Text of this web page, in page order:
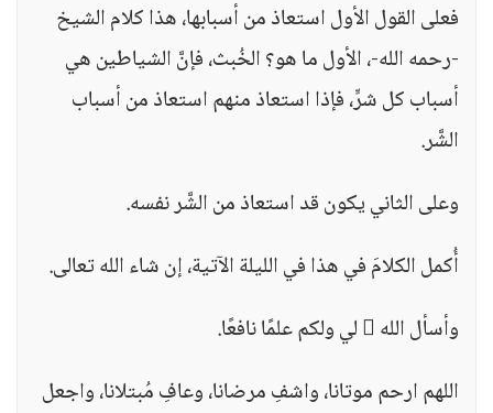
فعلى القول الأول استعاذ من أسبابها، هذا كلام الشيخ
-رحمه الله-، الأول ما هو؟ الخُبث، فإنَّ الشياطين هي
أسباب كل شرٍّ، فإذا استعاذ منهم استعاذ من أسباب
الشَّر.
وعلى الثاني يكون قد استعاذ من الشَّر نفسه.
أُكمل الكلامَ في هذا في الليلة الآتية، إن شاء الله تعالى.
وأسأل الله  لي ولكم علمًا نافعًا.
اللهم ارحم موتانا، واشفِ مرضانا، وعافِ مُبتلانا، واجعل